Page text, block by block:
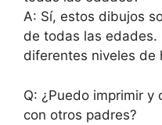
A: Sí, estos dibujos
de todas las edades.
diferentes niveles de
Q: ¿Puedo imprimir
con otros padres?